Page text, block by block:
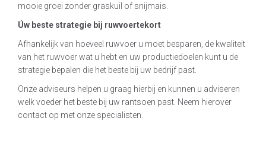
mooie groei zonder graskuil of snijmais.
Úw beste strategie bij ruwvoertekort
Afhankelijk van hoeveel ruwvoer u moet besparen, de kwaliteit
van het ruwvoer wat u hebt en uw productiedoelen kunt u de
strategie bepalen die het beste bij uw bedrijf past.
Onze adviseurs helpen u graag hierbij en kunnen u adviseren
welk voeder het beste bij uw rantsoen past. Neem hierover
contact op met onze specialisten.